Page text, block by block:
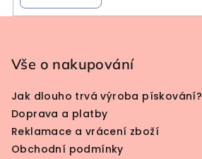
Vše o nakupování
Jak dlouho trvá výroba pískování?
Doprava a platby
Reklamace a vrácení zboží
Obchodní podmínky